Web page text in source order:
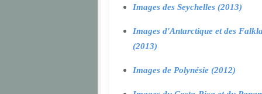
Images des Seychelles (2013)
Images d'Antarctique et des
(2013)
Images de Polynésie (2012)